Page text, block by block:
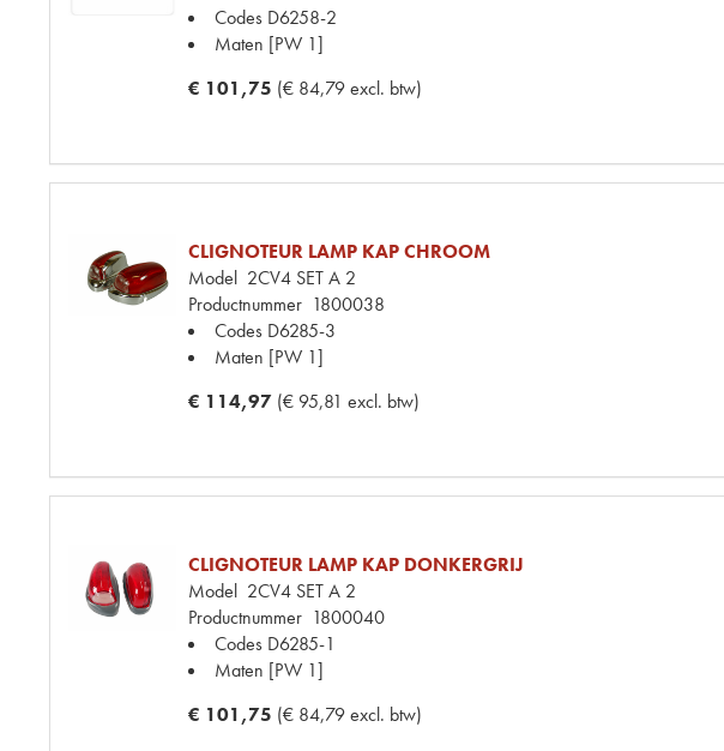
Codes D6258-2
Maten [PW 1]
€ 101,75 (€ 84,79 excl. btw)
CLIGNOTEUR LAMP KAP CHROOM
Model 2CV4 SET A 2
Productnummer 1800038
Codes D6285-3
Maten [PW 1]
€ 114,97 (€ 95,81 excl. btw)
CLIGNOTEUR LAMP KAP DONKERGRIJ
Model 2CV4 SET A 2
Productnummer 1800040
Codes D6285-1
Maten [PW 1]
€ 101,75 (€ 84,79 excl. btw)